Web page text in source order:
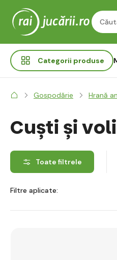
Categorii produse
Gospodărie Hrană
Cuști și
Toate filtrele
Filtre aplicate: